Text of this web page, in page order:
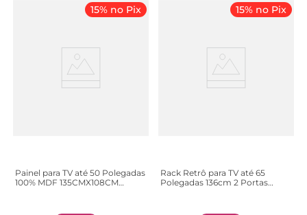
15% no Pix
Painel para TV até 50 Polegadas
100% MDF 135CMX108CM
15% no Pix
Rack Retrô para TV até 65
Polegadas 136cm 2 Portas